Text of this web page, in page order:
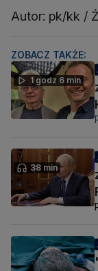
Autor: pk/kk /
ZOBACZ TAKŻE:
1 godz 6 min
38 min